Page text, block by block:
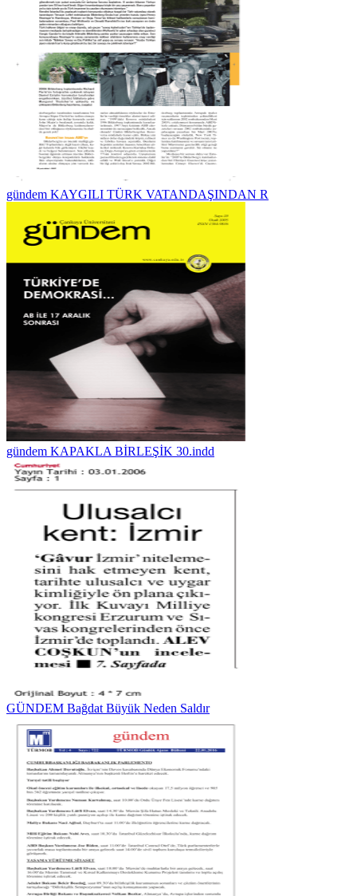
gündem KAYGILI TÜRK VATANDAŞINDAN R
gündem KAPAKLA BİRLEŞİK 30.indd
GÜNDEM Bağdat Büyük Neden Saldır